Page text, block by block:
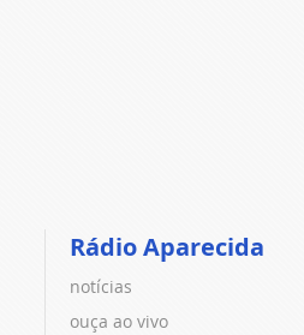
Rádio Aparecida
notícias
ouça ao vivo